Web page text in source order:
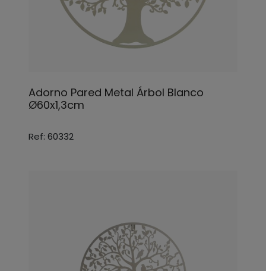
Adorno Pared Metal Árbol Blanco
Ø60x1,3cm
Ref: 60332